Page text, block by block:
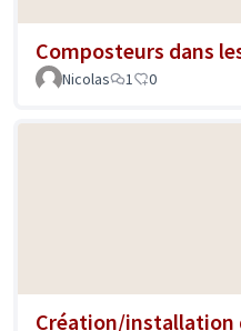
Composteurs dans
Nicolas
1 0
Création/installation